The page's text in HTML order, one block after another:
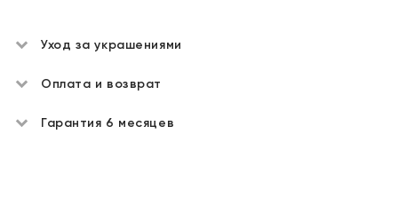
Уход за украшениями
Оплата и возврат
Гарантия 6 месяцев